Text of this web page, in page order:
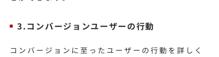
3.コンバージョンユーザーの行動
コンバージョンに至ったユーザーの行動を詳しく